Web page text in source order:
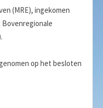
(MRE), ingekomen
Bovenregionale
op het besloten